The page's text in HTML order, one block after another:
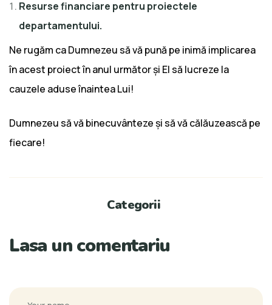
Resurse financiare pentru proiectele
departamentului.
Ne rugăm ca Dumnezeu să vă pună pe inimă implicarea
în acest proiect în anul următor și El să lucreze la
cauzele aduse înaintea Lui!
Dumnezeu să vă binecuvânteze și să vă călăuzească pe
fiecare!
Categorii
Lasa un comentariu